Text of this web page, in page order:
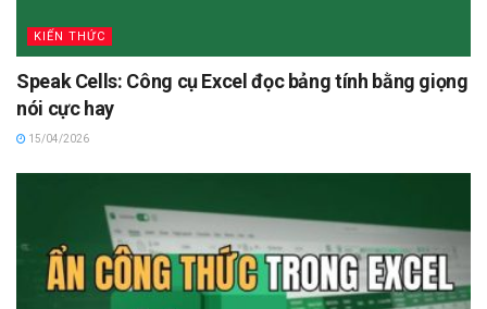
KIẾN THỨC
Speak Cells: Công cụ Excel đọc bảng tính bằng giọng
nói cực hay
15/04/2026